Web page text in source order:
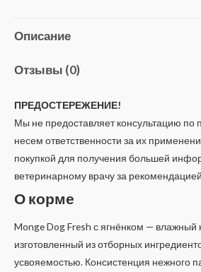
Описание
Отзывы (0)
ПРЕДОСТЕРЕЖЕНИЕ!
Мы не предоставляет консультацию по
несем ответственности за их
покупкой для получения большей
ветеринарному врачу за
О корме
Monge Dog Fresh с ягнёнком — влажный
изготовленный из отборных
усвояемостью. Консистенция нежного